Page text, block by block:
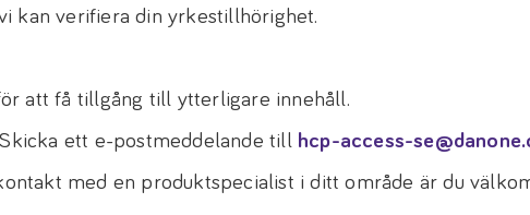
kan verifiera din yrkestillhörighet.
att få tillgång till ytterligare innehåll.
ett e-postmeddelande till hcp-access-
med en produktspecialist i ditt område är du